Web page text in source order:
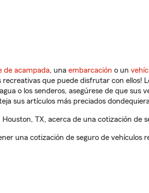
de acampada, una embarcación o un
que puede disfrutar con ellos!
o los senderos, asegúrese de que sus
sus artículos más preciados
TX, acerca de una cotización de
una cotización de seguro de vehículos